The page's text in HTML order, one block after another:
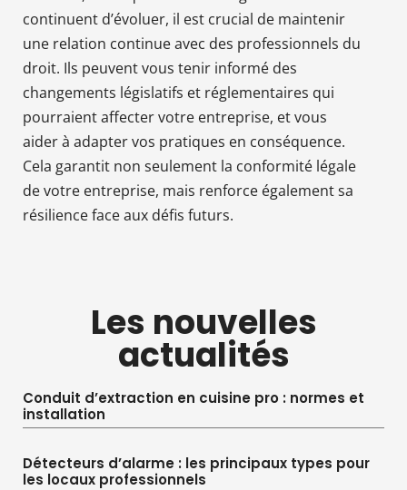
continuent d’évoluer, il est crucial de maintenir
une relation continue avec des professionnels du
droit. Ils peuvent vous tenir informé des
changements législatifs et réglementaires qui
pourraient affecter votre entreprise, et vous
aider à adapter vos pratiques en conséquence.
Cela garantit non seulement la conformité légale
de votre entreprise, mais renforce également sa
résilience face aux défis futurs.
Les nouvelles
actualités
Conduit d’extraction en cuisine pro : normes et
installation
Détecteurs d’alarme : les principaux types pour
les locaux professionnels